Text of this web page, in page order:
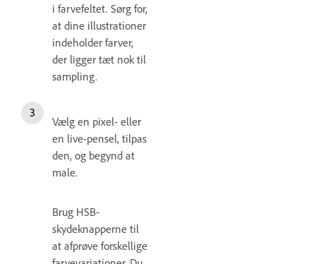
i farvefeltet. Sørg for,
at dine illustrationer
indeholder farver,
der ligger tæt nok til
sampling.
Vælg en pixel- eller
en live-pensel, tilpas
den, og begynd at
male.
Brug HSB-
skydeknapperne til
at afprøve forskellige